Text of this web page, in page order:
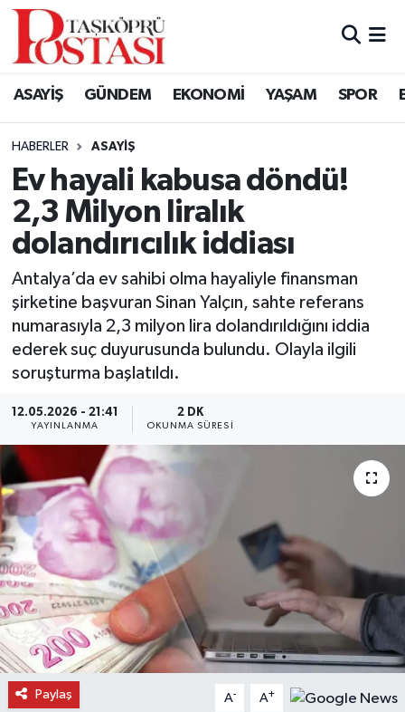
ASAYİŞ GÜNDEM EKONOMİ YAŞAM SPOR
HABERLER ASAYIŞ
Ev hayali kabusa döndü!
2,3 Milyon liralık
dolandırıcılık iddiası
Antalya’da ev sahibi olma hayaliyle finansman
şirketine başvuran Sinan Yalçın, sahte referans
numarasıyla 2,3 milyon lira dolandırıldığını iddia
ederek suç duyurusunda bulundu. Olayla ilgili
soruşturma başlatıldı.
12.05.2026 - 21:41
YAYINLANMA
2 DK
OKUNMA SÜRESI
Paylaş A- A+
Kastamonu Vefat Edenler
Araç Haberleri
Azdavay Haberleri
Bozkurt Haberleri
Çatalzeytin Haberleri
Devrekani Haberleri
Doğanyurt Haberleri
Hanönü Haberleri
İhsangazi Haberleri
İnebolu Haberleri